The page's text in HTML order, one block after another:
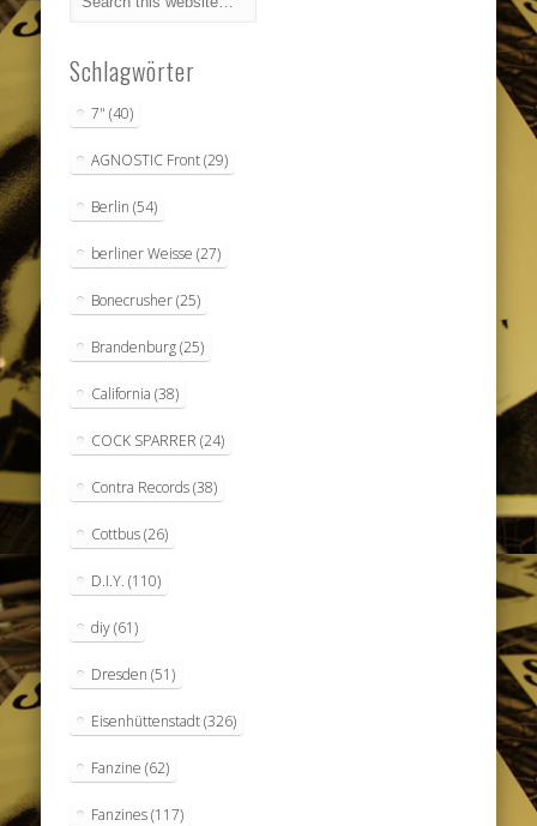
Schlagwörter
7" (40)
AGNOSTIC Front(29)
Berlin (54)
berliner Weisse (27)
Bonecrusher(25)
Brandenburg(25)
California (38)
COCK SPARRER (24)
Contra Records(38)
Cottbus(26)
D.I.Y. (110)
diy(61)
Dresden (51)
Eisenhüttenstadt(326)
Fanzine (62)
Fanzines(117)